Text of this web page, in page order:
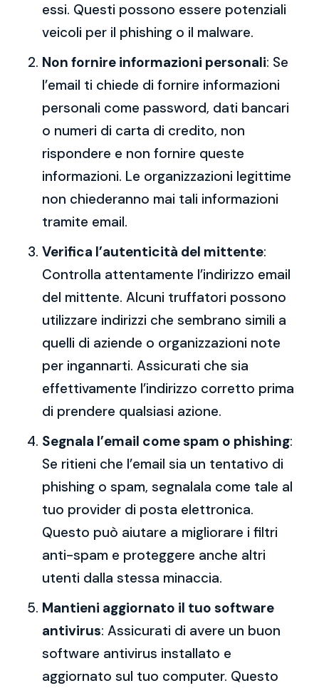
essi. Questi possono essere potenziali
veicoli per il phishing o il malware.
Non fornire informazioni personali: Se
l’email ti chiede di fornire informazioni
personali come password, dati bancari
o numeri di carta di credito, non
rispondere e non fornire queste
informazioni. Le organizzazioni legittime
non chiederanno mai tali informazioni
tramite email.
Verifica l’autenticità del mittente:
Controlla attentamente l’indirizzo email
del mittente. Alcuni truffatori possono
utilizzare indirizzi che sembrano simili a
quelli di aziende o organizzazioni note
per ingannarti. Assicurati che sia
effettivamente l’indirizzo corretto prima
di prendere qualsiasi azione.
Segnala l’email come spam o phishing:
Se ritieni che l’email sia un tentativo di
phishing o spam, segnalala come tale al
tuo provider di posta elettronica.
Questo può aiutare a migliorare i filtri
anti-spam e proteggere anche altri
utenti dalla stessa minaccia.
Mantieni aggiornato il tuo software
antivirus: Assicurati di avere un buon
software antivirus installato e
aggiornato sul tuo computer. Questo